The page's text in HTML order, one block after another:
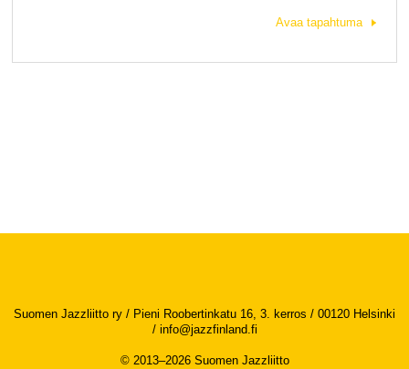
Avaa tapahtuma
Suomen Jazzliitto ry / Pieni Roobertinkatu 16, 3. kerros / 00120 Helsinki
/ info@jazzfinland.fi
© 2013–2026 Suomen Jazzliitto